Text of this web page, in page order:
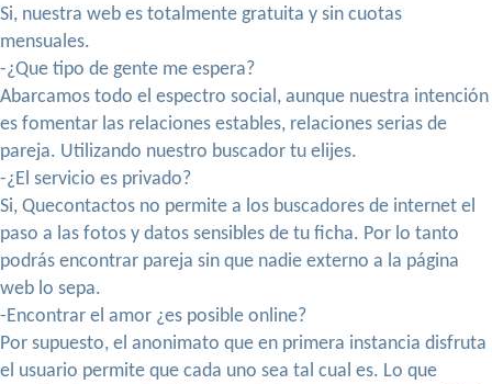
Si, nuestra web es totalmente gratuita y sin cuotas
mensuales.
-¿Que tipo de gente me espera?
Abarcamos todo el espectro social, aunque nuestra intención
es fomentar las relaciones estables, relaciones serias de
pareja. Utilizando nuestro buscador tu elijes.
-¿El servicio es privado?
Si, Quecontactos no permite a los buscadores de internet el
paso a las fotos y datos sensibles de tu ficha. Por lo tanto
podrás encontrar pareja sin que nadie externo a la página
web lo sepa.
-Encontrar el amor ¿es posible online?
Por supuesto, el anonimato que en primera instancia disfruta
el usuario permite que cada uno sea tal cual es. Lo que